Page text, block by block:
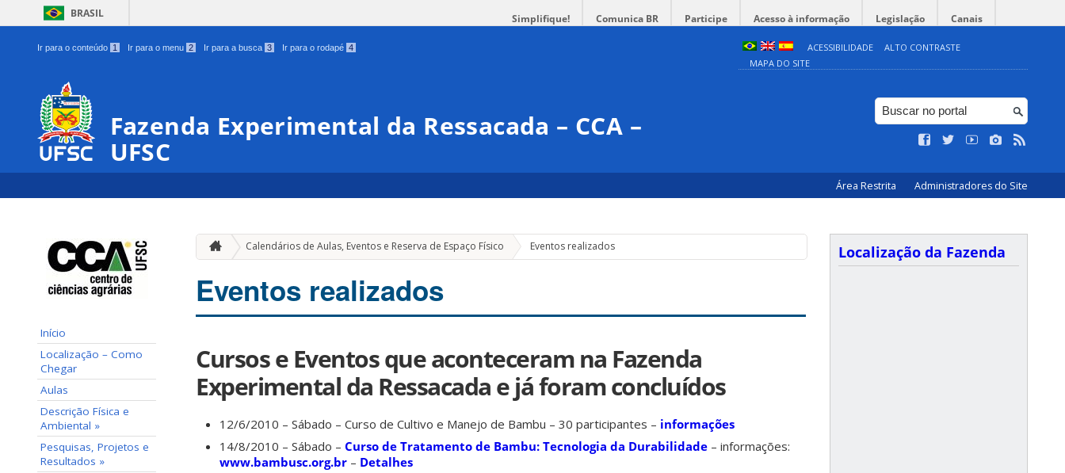
BRASIL Simplifique! Comunica BR Participe Acesso à informação Legislação Canais
Ir para o conteúdo 1 Ir para o menu 2 Ir para a busca 3 Ir para o rodapé 4 ACESSIBILIDADE
ALTO CONTRASTE
MAPA DO SITE
Fazenda Experimental da Ressacada – CCA –
UFSC
Área Restrita Administradores do Site
Início
Localização – Como
Chegar
Aulas
Descrição Física e
Ambiental »
Pesquisas, Projetos e
Resultados »
Calendários de Aulas, Eventos e Reserva de Espaço Físico Eventos realizados
Eventos realizados
Cursos e Eventos que aconteceram na Fazenda
Experimental da Ressacada e já foram concluídos
12/6/2010 – Sábado – Curso de Cultivo e Manejo de Bambu – 30 participantes – informações
14/8/2010 – Sábado – Curso de Tratamento de Bambu: Tecnologia da Durabilidade – informações:
www.bambusc.org.br – Detalhes
Localização da Fazenda